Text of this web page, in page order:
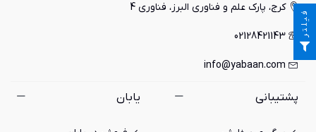
کرج، پارک علم و فناوری البرز، فناوری 4
02128421143
info@yabaan.com
پشتیبانی یابان
فیلتر